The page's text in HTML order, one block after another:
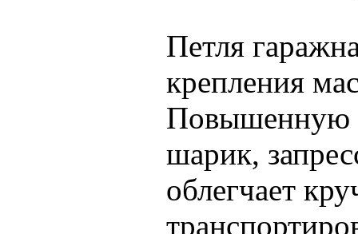
Петля
крепления
Повышенную
шарик,
облегчает